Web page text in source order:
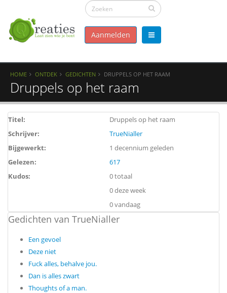
Aanmelden
HOME ONTDEK GEDICHTEN DRUPPELS OP HET RAAM
Druppels op het raam
Titel:
Druppels op het raam
Schrijver:
TrueNialler
Bijgewerkt:
1 decennium geleden
Gelezen:
617
Kudos:
0 totaal
0 deze week
0 vandaag
Gedichten van TrueNialler
Een gevoel
Deze niet
Fuck alles, behalve jou.
Dan is alles zwart
Thoughts of a man.